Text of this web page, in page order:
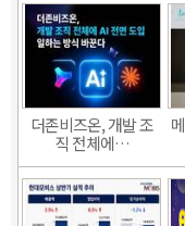
더존비즈온, 개발 조
직 전체에…